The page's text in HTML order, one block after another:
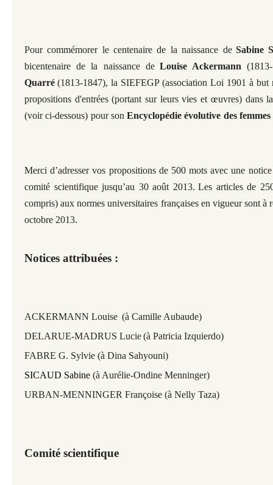
Pour commémorer le centenaire de la naissance de Sabine
bicentenaire de la naissance de Louise Ackermann
Quarré (1813-1847), la SIEFEGP (association Loi 1901 à
propositions d'entrées (portant sur leurs vies et œuvres) dans
(voir ci-dessous) pour son Encyclopédie évolutive des
Merci d’adresser vos propositions de 500 mots avec une
comité scientifique jusqu’au 30 août 2013. Les articles de
compris) aux normes universitaires françaises en vigueur sont à
octobre 2013.
Notices attribuées :
ACKERMANN Louise (à Camille Aubaude)
DELARUE-MADRUS Lucie(à Patricia Izquierdo)
FABRE G. Sylvie (à Dina Sahyouni)
SICAUD Sabine (à Aurélie-Ondine Menninger)
URBAN-MENNINGER Françoise (à Nelly Taza)
Comité scientifique